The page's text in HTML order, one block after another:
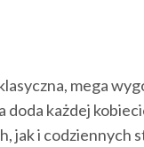
zł.
mega
każdej
jak i codziennych